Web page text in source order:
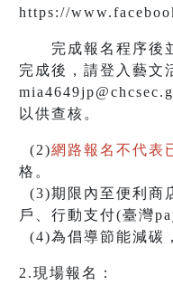
https://
完成報名程序後並
完成後，請登入藝文
以供查核。
(2)網路報名不代表
格。
(3)期限內至便利商
戶、行動支付(臺灣
(4)為倡導節能減碳
2.現場報名：